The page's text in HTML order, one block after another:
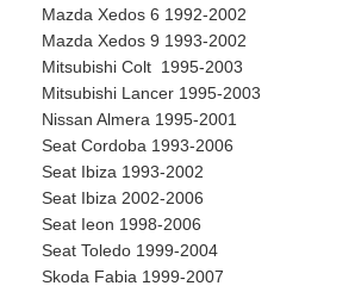
Mazda Xedos 6 1992-2002
Mazda Xedos 9 1993-2002
Mitsubishi Colt 1995-2003
Mitsubishi Lancer 1995-2003
Nissan Almera 1995-2001
Seat Cordoba 1993-2006
Seat Ibiza 1993-2002
Seat Ibiza 2002-2006
Seat Ieon 1998-2006
Seat Toledo 1999-2004
Skoda Fabia 1999-2007